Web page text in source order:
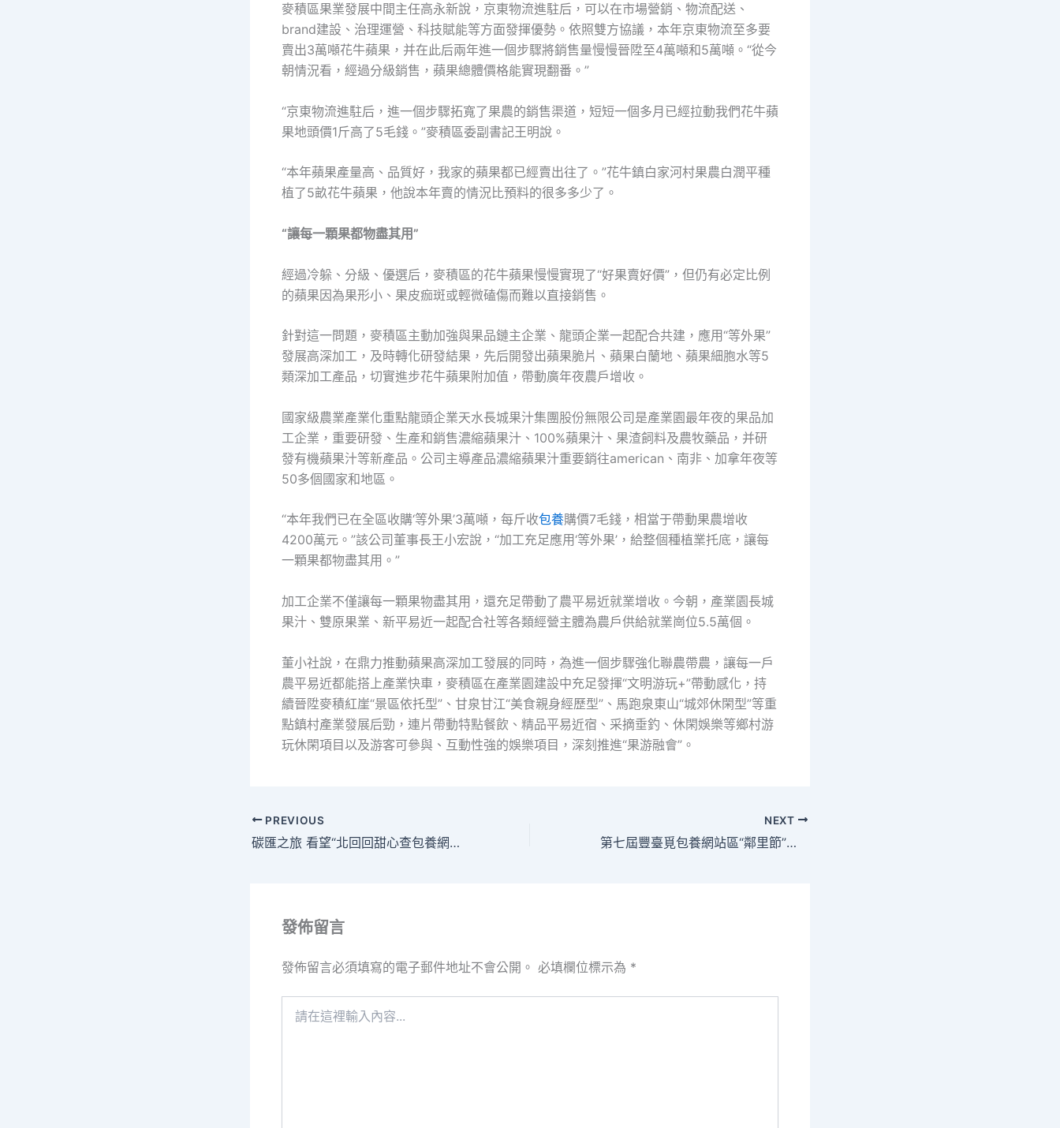
麥積區果業發展中間主任高永新說，京東物流進駐后，可以在市場營銷、物流配送、
brand建設、治理運營、科技賦能等方面發揮優勢。依照雙方協議，本年京東物流至多要
賣出3萬噸花牛蘋果，并在此后兩年進一個步驟將銷售量慢慢晉陞至4萬噸和5萬噸。“從今
朝情況看，經過分級銷售，蘋果總體價格能實現翻番。”
“京東物流進駐后，進一個步驟拓寬了果農的銷售渠道，短短一個多月已經拉動我們花牛蘋
果地頭價1斤高了5毛錢。”麥積區委副書記王明說。
“本年蘋果產量高、品質好，我家的蘋果都已經賣出往了。”花牛鎮白家河村果農白潤平種
植了5畝花牛蘋果，他說本年賣的情況比預料的很多多少了。
“讓每一顆果都物盡其用”
經過冷躲、分級、優選后，麥積區的花牛蘋果慢慢實現了“好果賣好價”，但仍有必定比例
的蘋果因為果形小、果皮痂斑或輕微磕傷而難以直接銷售。
針對這一問題，麥積區主動加強與果品鏈主企業、龍頭企業一起配合共建，應用“等外果”
發展高深加工，及時轉化研發結果，先后開發出蘋果脆片、蘋果白蘭地、蘋果細胞水等5
類深加工產品，切實進步花牛蘋果附加值，帶動廣年夜農戶增收。
國家級農業產業化重點龍頭企業天水長城果汁集團股份無限公司是產業園最年夜的果品加
工企業，重要研發、生產和銷售濃縮蘋果汁、100%蘋果汁、果渣飼料及農牧藥品，并研
發有機蘋果汁等新產品。公司主導產品濃縮蘋果汁重要銷往american、南非、加拿年夜等
50多個國家和地區。
“本年我們已在全區收購‘等外果’3萬噸，每斤收包養購價7毛錢，相當于帶動果農增收
4200萬元。”該公司董事長王小宏說，“加工充足應用‘等外果’，給整個種植業托底，讓每
一顆果都物盡其用。”
加工企業不僅讓每一顆果物盡其用，還充足帶動了農平易近就業增收。今朝，產業園長城
果汁、雙原果業、新平易近一起配合社等各類經營主體為農戶供給就業崗位5.5萬個。
董小社說，在鼎力推動蘋果高深加工發展的同時，為進一個步驟強化聯農帶農，讓每一戶
農平易近都能搭上產業快車，麥積區在產業園建設中充足發揮“文明游玩+”帶動感化，持
續晉陞麥積紅崖“景區依托型”、甘泉甘江“美食親身經歷型”、馬跑泉東山“城郊休閑型”等重
點鎮村產業發展后勁，連片帶動特點餐飲、精品平易近宿、采摘垂釣、休閑娛樂等鄉村游
玩休閑項目以及游客可參與、互動性強的娛樂項目，深刻推進“果游融會”。
PREVIOUS
碳匯之旅 看望“北回回甜心查包養網戈壁帶上的綠色明珠”鼎湖山_中國網
NEXT
第七屆豐臺覓包養網站區“鄰里節”隆重啟幕
發佈留言
發佈留言必須填寫的電子郵件地址不會公開。 必填欄位標示為 *